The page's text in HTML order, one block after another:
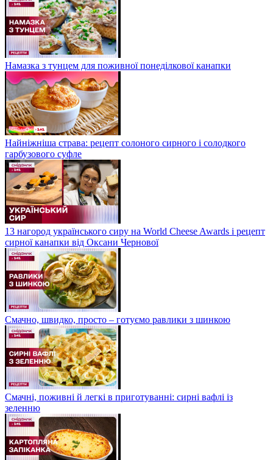
Намазка з тунцем для поживної понеділкової канапки
Найніжніша страва: рецепт солоного сирного і солодкого
гарбузового суфле
13 нагород українського сиру на World Cheese Awards і рецепт
сирної канапки від Оксани Чернової
Смачно, швидко, просто – готуємо равлики з шинкою
Смачні, поживні й легкі в приготуванні: сирні вафлі із
зеленню